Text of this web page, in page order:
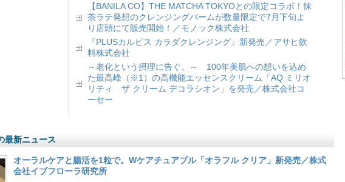
【BANILA CO】THE MATCHA TOKYOとの限定コラボ！抹
茶ラテ発想のクレンジングバームが数量限定で7月下旬よ
り店頭にて販売開始！／モノック株式会社
『PLUSカルピス カラダクレンジング』新発売／アサヒ飲
料株式会社
～老化という摂理に告ぐ。～ 100年美肌への想いを込め
た最高峰（※1）の高機能エッセンスクリーム「AQ ミリオ
リティ ザ クリーム デコラシオン」を発売／株式会社コ
ーセー
最新ニュース
オーラルケアと腸活を1粒で。Wケアチュアブル「オラフル クリア」新発売／株式
会社イブフローラ研究所